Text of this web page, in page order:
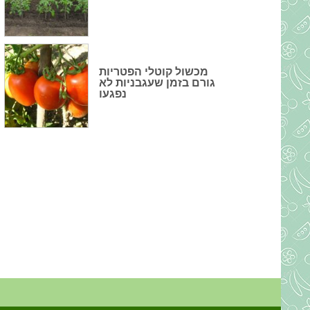
מכשול קוטלי הפטריות
גורם בזמן שעגבניות לא
נפגעו